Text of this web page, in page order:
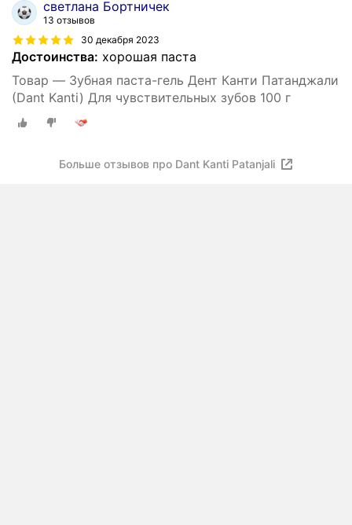
светлана Бортничек
13 отзывов
30 декабря 2023
Достоинства: хорошая паста
Товар — Зубная паста-гель Дент Канти Патанджали
(Dant Kanti) Для чувствительных зубов 100 г
Больше отзывов про Dant Kanti Patanjali